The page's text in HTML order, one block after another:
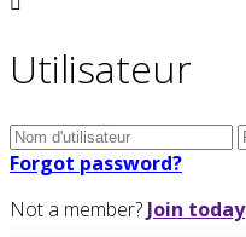
Utilisateur
Forgot password?
Not a member? Join today